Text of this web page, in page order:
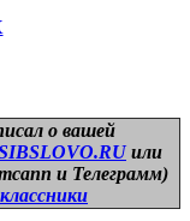
о вашей
или
и Телеграмм)